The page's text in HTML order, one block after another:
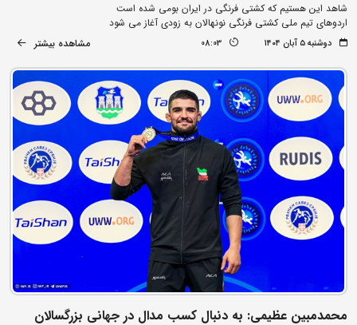
شاهد این هستیم که کشتی فرنگی در ایران بومی شده است
اردوهای تیم ملی کشتی فرنگی نونهالان به زودی آغاز می شود
دوشنبه ۵ آبان ۱۴۰۴ 08:03 مشاهده بیشتر
محمدمبین عظیمی: به دنبال کسب مدال در جهانی بزرگسالان